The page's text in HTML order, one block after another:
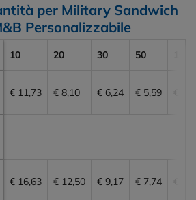
per Military Sandwich
Personalizzabile
10 20 30 50
€ 11,73 € 8,10 € 6,24 € 5,59
€ 16,63 € 12,50 € 9,17 € 7,74